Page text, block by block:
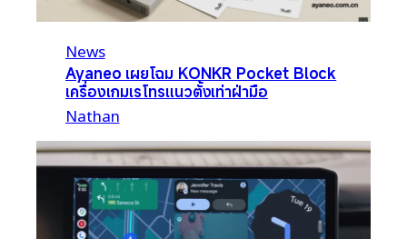
News
Ayaneo เผยโฉม KONKR Pocket Block
เครื่องเกมเรโทรแนวตั้งเท่าฝ่ามือ
Nathan